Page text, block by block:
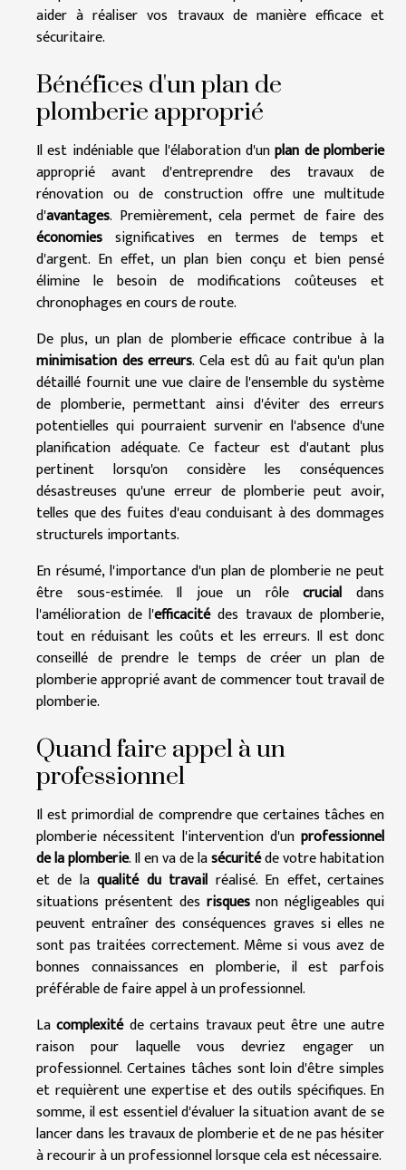
aider à réaliser vos travaux de manière efficace et
sécuritaire.
Bénéfices d'un plan de
plomberie approprié
Il est indéniable que l'élaboration d'unplan de plomberie
approprié avant d'entreprendre des travaux de
rénovation ou de construction offre une multitude
d'avantages. Premièrement, cela permet de faire des
économies significatives en termes de temps et
d'argent. En effet, un plan bien conçu et bien pensé
élimine le besoin de modifications coûteuses et
chronophages en cours de route.
De plus, un plan de plomberie efficace contribue à la
minimisation des erreurs. Cela est dû au fait qu'un plan
détaillé fournit une vue claire de l'ensemble du système
de plomberie, permettant ainsi d'éviter des erreurs
potentielles qui pourraient survenir en l'absence d'une
planification adéquate. Ce facteur est d'autant plus
pertinent lorsqu'on considère les conséquences
désastreuses qu'une erreur de plomberie peut avoir,
telles que des fuites d'eau conduisant à des dommages
structurels importants.
En résumé, l'importance d'un plan de plomberie ne peut
être sous-estimée. Il joue un rôlecrucial dans
l'amélioration de l'efficacitédes travaux de plomberie,
tout en réduisant les coûts et les erreurs. Il est donc
conseillé de prendre le temps de créer un plan de
plomberie approprié avant de commencer tout travail de
plomberie.
Quand faire appel à un
professionnel
Il est primordial de comprendre que certaines tâches en
plomberie nécessitent l'intervention d'un professionnel
de la plomberie. Il en va de lasécuritéde votre habitation
et de laqualité du travail réalisé. En effet, certaines
situations présentent des risquesnon négligeables qui
peuvent entraîner des conséquences graves si elles ne
sont pas traitées correctement. Même si vous avez de
bonnes connaissances en plomberie, il est parfois
préférable de faire appel à un professionnel.
Lacomplexitéde certains travaux peut être une autre
raison pour laquelle vous devriez engager un
professionnel. Certaines tâches sont loin d'être simples
et requièrent une expertise et des outils spécifiques. En
somme, il est essentiel d'évaluer la situation avant de se
lancer dans les travaux de plomberie et de ne pas hésiter
à recourir à un professionnel lorsque cela est nécessaire.